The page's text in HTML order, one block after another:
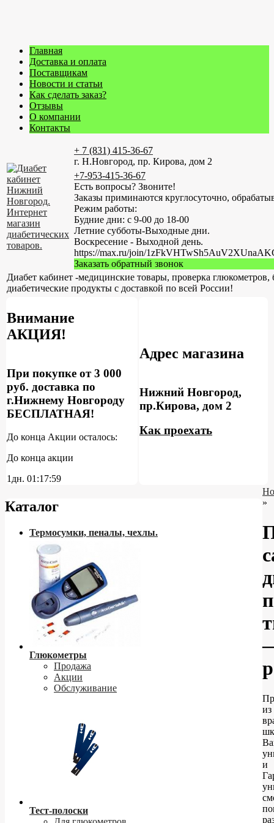
Главная
Доставка и оплата
Поставщикам
Новости и статьи
Как сделать заказ?
Отзывы
О компании
Контакты
+ 7 (831) 415-36-67
г. Н.Новгород, пр. Кирова, дом 2
+7-953-415-36-67
Есть вопросы? Звоните!
Заказы приминаются круглосуточно,
Режим работы:
Будние дни: с 9-00 до 18-00
Летние субботы-Выходные дни.
Воскресение - Выходной день.
https://max.ru/join/
Заказать обратный звонок
Диабет кабинет -медицинские товары, проверка глюкометров,
диабетические продукты с доставкой по всей России!
Внимание
АКЦИЯ!
При покупке от 3 000
руб. доставка по
г.Нижнему Новгороду
БЕСПЛАТНАЯ!
До конца Акции осталось:
До конца акции
1дн. 01:17:58
Адрес магазина
Нижний Новгород,
пр.Кирова, дом 2
Как проехать
Каталог
Термосумки, пеналы, чехлы.
Глюкометры
Продажа
Акции
Обслуживание
Тест-полоски
»
из
и